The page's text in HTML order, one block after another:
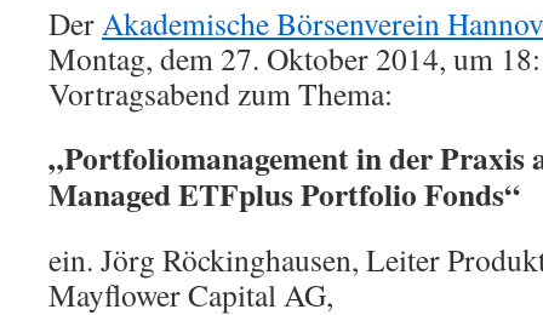
DerAkademische Börsenverein
Montag, dem 27. Oktober 2014, um
Vortragsabend zum Thema:
„Portfoliomanagement in der Praxis
Managed ETFplus Portfolio Fonds“
ein. Jörg Röckinghausen, Leiter
Mayflower Capital AG,